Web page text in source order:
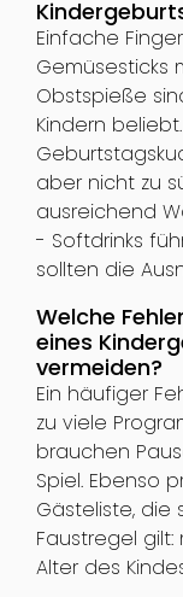
Einfache
Gemüsesticks
Obstspieße
Kindern
aber nicht zu
ausreichend
- Softdrinks
sollten die
Welche
eines
vermeiden?
Ein häufiger
zu viele
brauchen
Spiel. Ebenso
Gästeliste, die
Faustregel
Alter des